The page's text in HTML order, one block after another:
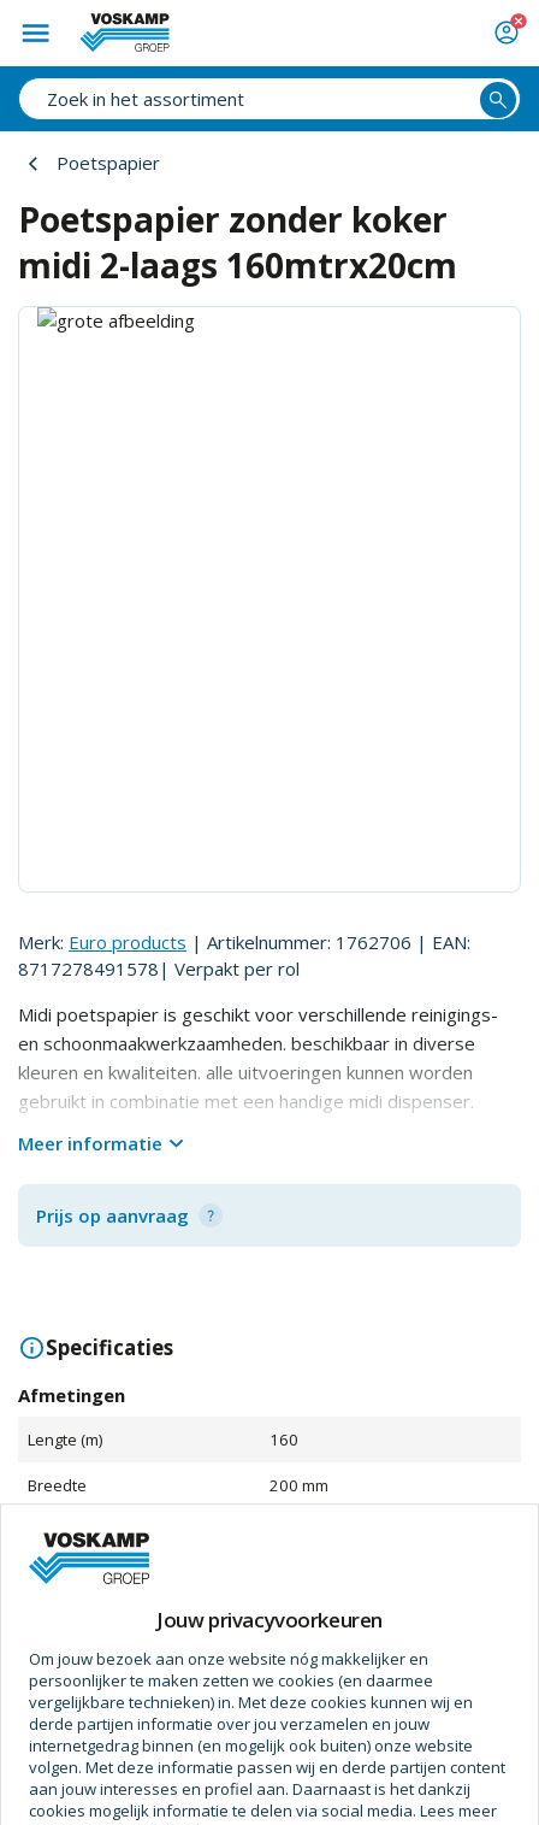
Poetspapier
Poetspapier zonder koker
midi 2-laags 160mtrx20cm
Merk: Euro products | Artikelnummer: 1762706 | EAN:
8717278491578 | Verpakt per rol
Midi poetspapier is geschikt voor verschillende reinigings-
en schoonmaakwerkzaamheden. beschikbaar in diverse
kleuren en kwaliteiten. alle uitvoeringen kunnen worden
gebruikt in combinatie met een handige midi dispenser.
pluisarm
Meer informatie
Prijs op aanvraag
Specificaties
Afmetingen
Lengte (m) 160
Breedte 200 mm
Aantal (Lagen)
Aantal (Vellen Per Rol)
20 cm
Bewerking
Kleur Wit
Kleur (basis) Wit
Toon meer
Documenten en downloads
Product URLS
Jouw privacyvoorkeuren
Om jouw bezoek aan onze website nóg makkelijker en
persoonlijker te maken zetten we cookies (en daarmee
vergelijkbare technieken) in. Met deze cookies kunnen wij en
derde partijen informatie over jou verzamelen en jouw
internetgedrag binnen (en mogelijk ook buiten) onze website
volgen. Met deze informatie passen wij en derde partijen content
aan jouw interesses en profiel aan. Daarnaast is het dankzij
cookies mogelijk informatie te delen via social media. Lees meer